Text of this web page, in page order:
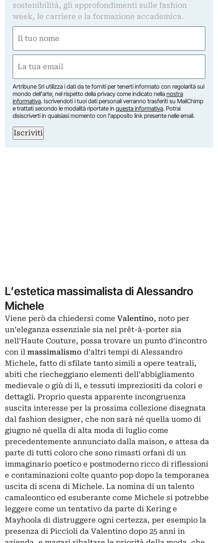
sostenibilità, gli approfondimenti sulle fashion
week, le carriere e la formazione accademica.
(Obbligatorio)
Nome
(Obbligatorio)
Artribune Srl utilizza i dati da te forniti per tenerti informato con regolarità sul
mondo dell'arte, nel rispetto della privacy come indicato nella nostra
informativa. Iscrivendoti i tuoi dati personali verranno trasferiti su MailChimp
e trattati secondo le modalità riportate in questa informativa. Potrai
disiscriverti in qualsiasi momento con l'apposito link presente nelle email.
Iscriviti
L’estetica massimalista di Alessandro
Michele
Viene però da chiedersi come Valentino, noto per
un’eleganza essenziale sia nel prêt-à-porter sia
nell’Haute Couture, possa trovare un punto d’incontro
con il massimalismo d’altri tempi di Alessandro
Michele, fatto di sfilate tanto simili a opere teatrali,
abiti che riecheggiano elementi dell’abbigliamento
medievale o giù di lì, e tessuti impreziositi da colori e
dettagli. Proprio questa apparente incongruenza
suscita interesse per la prossima collezione disegnata
dal fashion designer, che non sarà né quella uomo di
giugno né quella di alta moda di luglio come
precedentemente annunciato dalla maison, e attesa da
parte di tutti coloro che sono rimasti orfani di un
immaginario poetico e postmoderno ricco di riflessioni
e contaminazioni colte quanto pop dopo la temporanea
uscita di scena di Michele. La nomina di un talento
camaleontico ed esuberante come Michele si potrebbe
leggere come un tentativo da parte di Kering e
Mayhoola di distruggere ogni certezza, per esempio la
presenza di Piccioli da Valentino dopo 25 anni in